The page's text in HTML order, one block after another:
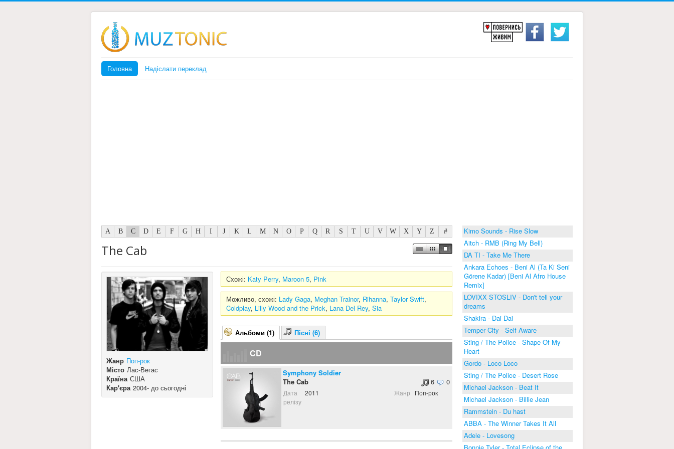
Головна Надіслати переклад
A B C D E F G H I J K L M N O P Q R S T U V W X Y Z #
The Cab
Жанр Поп-рок
Місто Лас-Вегас
Країна США
Кар'єра 2004- до сьогодні
Схожі: Katy Perry, Maroon 5, Pink
Можливо, схожі: Lady Gaga, Meghan Trainor, Rihanna,Taylor Swift,
Coldplay, Lilly Wood and the Prick, Lana Del Rey,Sia
Альбоми (1) Пісні (6)
CD
Symphony Soldier
The Cab
6 0
Дата
релізу
2011 Жанр Поп-рок
Kimo Sounds - Rise Slow
Aitch - RMB (Ring My Bell)
DA TI - Take Me There
Ankara Echoes - Beni Al (Ta Ki Seni
Görene Kadar) [Beni Al Afro House
Remix]
LOVIXX STOSLIV - Don't tell your
dreams
Shakira - Dai Dai
Temper City - Self Aware
Sting / The Police - Shape Of My
Heart
Gordo - Loco Loco
Sting / The Police - Desert Rose
Michael Jackson - Beat It
Michael Jackson - Billie Jean
Rammstein - Du hast
ABBA - The Winner Takes It All
Adele - Lovesong